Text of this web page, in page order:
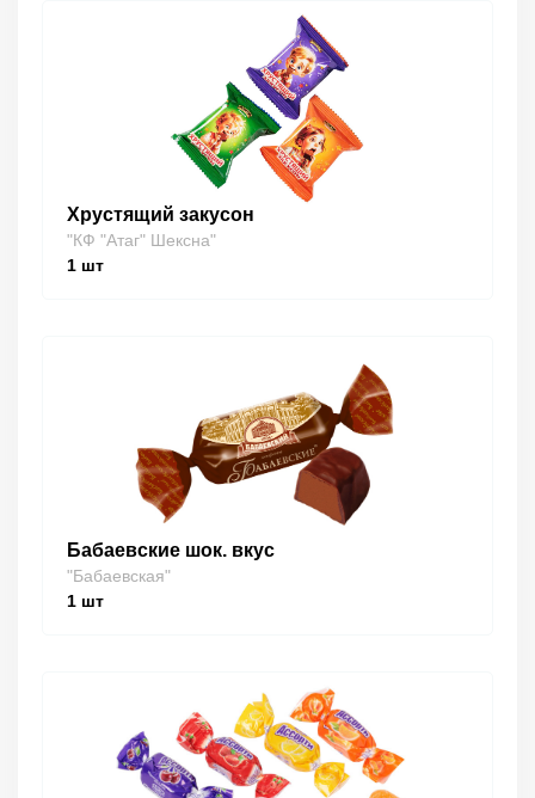
Хрустящий закусон
"КФ "Атаг" Шексна"
1 шт
Бабаевские шок. вкус
"Бабаевская"
1 шт